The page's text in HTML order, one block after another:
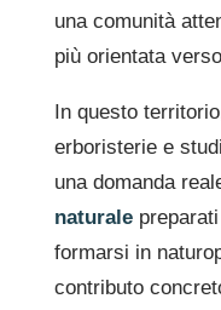
una comunità
più orientata
In questo
erboristerie e
una domanda
naturale
formarsi in
contributo